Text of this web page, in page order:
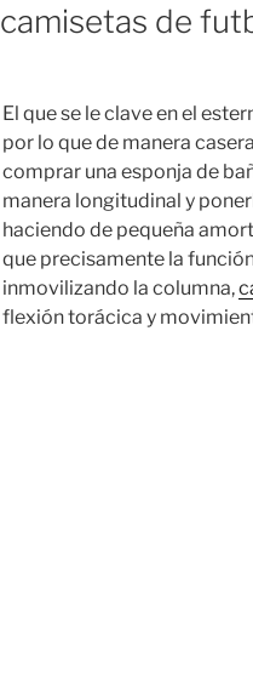
camisetas de
El que se le clave en el
por lo que de manera
comprar una esponja de
manera longitudinal y
haciendo de pequeña
que precisamente la
inmovilizando la columna,
flexión torácica y